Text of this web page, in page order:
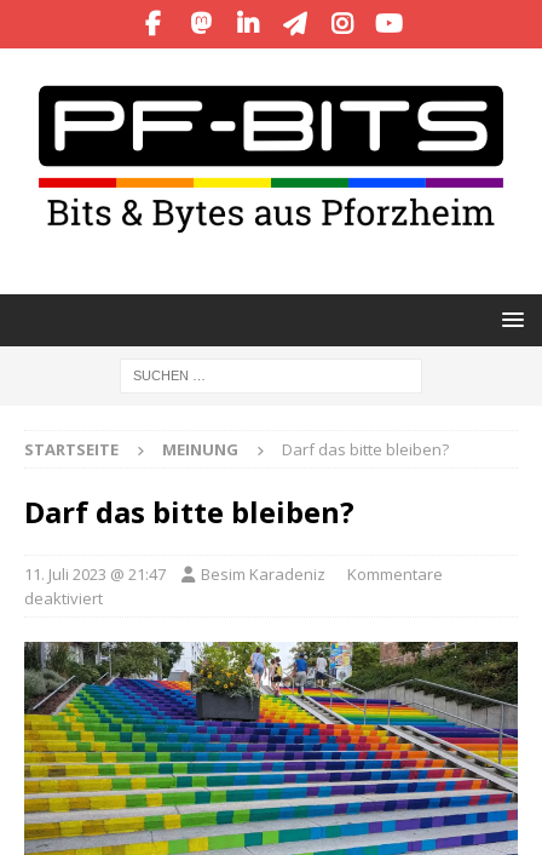
STARTSEITE MEINUNG Darf das bitte bleiben?
Darf das bitte bleiben?
11. Juli 2023 @ 21:47 Besim Karadeniz
Kommentare
deaktiviert